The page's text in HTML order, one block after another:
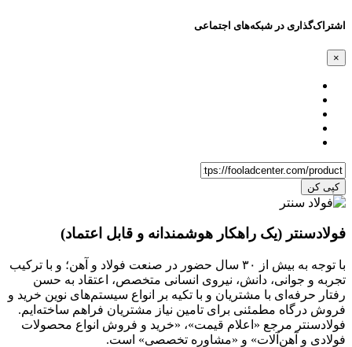
اشتراک‌گذاری در شبکه‌های اجتماعی
×
کپی کن
فولادسنتر (یک راهکار هوشمندانه و قابل اعتماد)
با توجه به بیش از ۳۰ سال حضور در صنعت فولاد و آهن؛ و با ترکیب
تجربه و جوانی، دانش، نیروی انسانی متخصص، اعتقاد به حسن
رفتار حرفه‌ای با مشتریان و با تکیه بر انواع سیستم‌های نوین خرید و
فروش درگاه مطمئنی برای تامین نیاز مشتریان فراهم ساخته‌ایم.
فولادسنتر مرجع «اعلام قیمت»، «خرید و فروش انواع محصولات
فولادی و آهن‌آلات» و «مشاوره تخصصی» است.